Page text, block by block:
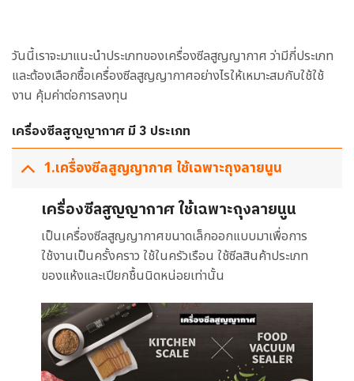
วันนี้เราจะมาแนะนำประเภทของเครื่องซีลสูญญากาศ ว่ามีกี่ประเภท
และต้องเลือกซื้อเครื่องซีลสูญญากาศอย่างไรให้เหมาะสมกับใช้ใช้
งาน คุ้มค่าต่อการลงทุน
เครื่องซีลสูญญากาศ มี 3 ประเภท
1.เครื่องซีลสูญญากาศ ใช้เฉพาะถุงลายนูน
เครื่องซีลสูญญากาศ ใช้เฉพาะถุงลายนูน
เป็นเครื่องซีลสูญญากาศขนาดเล็กออกแบบมาเพื่อการ
ใช้งานเป็นครั้งคราว ใช้ในครัวเรือน ใช้ซีลสินค้าประเภท
ของแห้งและเปียกชื้นนิดหน่อยเท่านั้น